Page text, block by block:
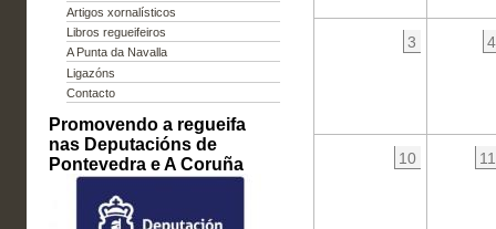
Artigos xornalísticos
Libros regueifeiros
A Punta da Navalla
Ligazóns
Contacto
Promovendo a regueifa
nas Deputacións de
Pontevedra e A Coruña
3 4
10 11